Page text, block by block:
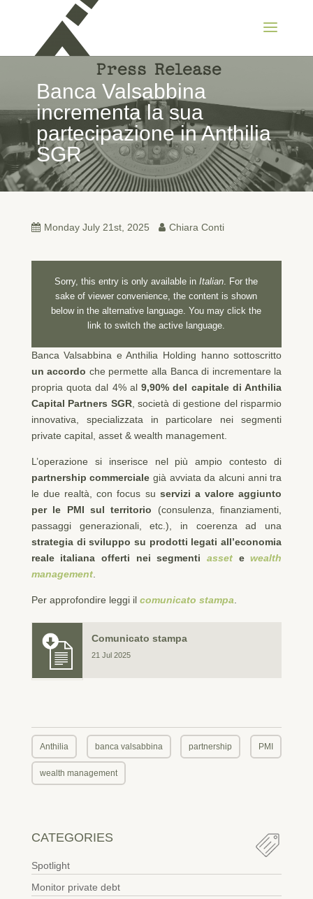
Banca Valsabbina
incrementa la sua
partecipazione in Anthilia
SGR
Monday July 21st, 2025 Chiara Conti
Sorry, this entry is only available inItalian. For the
sake of viewer convenience, the content is shown
below in the alternative language. You may click the
link to switch the active language.
Banca Valsabbina e Anthilia Holding hanno sottoscritto
un accordo che permette alla Banca di incrementare la
propria quota dal 4% al9,90% del capitale di Anthilia
Capital Partners SGR, società di gestione del risparmio
innovativa, specializzata in particolare nei segmenti
private capital, asset & wealth management.
L’operazione si inserisce nel più ampio contesto di
partnership commerciale già avviata da alcuni anni tra
le due realtà, con focus su servizi a valore aggiunto
per le PMI sul territorio (consulenza, finanziamenti,
passaggi generazionali, etc.), in coerenza ad una
strategia di sviluppo su prodotti legati all’economia
reale italiana offerti nei segmenti assetewealth
management.
Per approfondire leggi il comunicato stampa
Comunicato stampa
21 Jul 2025
Anthilia banca valsabbina partnership PMI
wealth management
CATEGORIES
Spotlight
Monitor private debt